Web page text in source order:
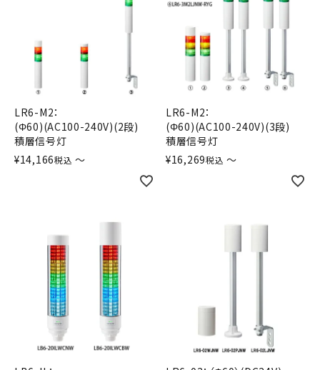
LR6-M2：
(Φ60)(AC100-240V)(2段)
積層信号灯
¥14,166税込 〜
LR6-M2：
(Φ60)(AC100-240V)(3段)
積層信号灯
¥16,269税込 〜